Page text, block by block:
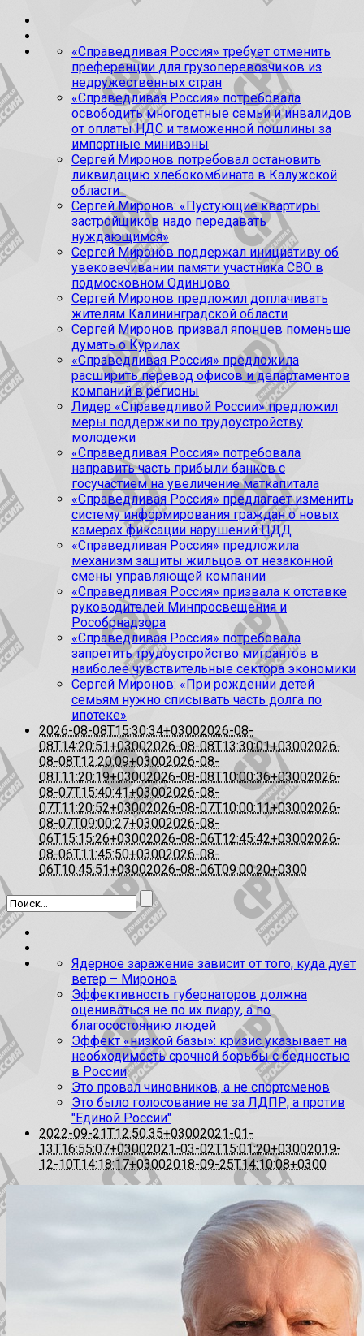
«Справедливая Россия» требует отменить
преференции для грузоперевозчиков из
недружественных стран
«Справедливая Россия» потребовала
освободить многодетные семьи и инвалидов
от оплаты НДС и таможенной пошлины за
импортные минивэны
Сергей Миронов потребовал остановить
ликвидацию хлебокомбината в Калужской
области
Сергей Миронов: «Пустующие квартиры
застройщиков надо передавать
нуждающимся»
Сергей Миронов поддержал инициативу об
увековечивании памяти участника СВО в
подмосковном Одинцово
Сергей Миронов предложил доплачивать
жителям Калининградской области
Сергей Миронов призвал японцев поменьше
думать о Курилах
«Справедливая Россия» предложила
расширить перевод офисов и департаментов
компаний в регионы
Лидер «Справедливой России» предложил
меры поддержки по трудоустройству
молодежи
«Справедливая Россия» потребовала
направить часть прибыли банков с
госучастием на увеличение маткапитала
«Справедливая Россия» предлагает изменить
систему информирования граждан о новых
камерах фиксации нарушений ПДД
«Справедливая Россия» предложила
механизм защиты жильцов от незаконной
смены управляющей компании
«Справедливая Россия» призвала к отставке
руководителей Минпросвещения и
Рособрнадзора
«Справедливая Россия» потребовала
запретить трудоустройство мигрантов в
наиболее чувствительные сектора экономики
Сергей Миронов: «При рождении детей
семьям нужно списывать часть долга по
ипотеке»
2026-08-08T15:30:34+03002026-08-
08T14:20:51+03002026-08-08T13:30:01+03002026-
08-08T12:20:09+03002026-08-
08T11:20:19+03002026-08-08T10:00:36+03002026-
08-07T15:40:41+03002026-08-
07T11:20:52+03002026-08-07T10:00:11+03002026-
08-07T09:00:27+03002026-08-
06T15:15:26+03002026-08-06T12:45:42+03002026-
08-06T11:45:50+03002026-08-
06T10:45:51+03002026-08-06T09:00:20+0300
Ядерное заражение зависит от того, куда дует
ветер – Миронов
Эффективность губернаторов должна
оцениваться не по их пиару, а по
благосостоянию людей
Эффект «низкой базы»: кризис указывает на
необходимость срочной борьбы с бедностью
в России
Это провал чиновников, а не спортсменов
Это было голосование не за ЛДПР, а против
"Единой России"
2022-09-21T12:50:35+03002021-01-
13T16:55:07+03002021-03-02T15:01:20+03002019-
12-10T14:18:17+03002018-09-25T14:10:08+0300